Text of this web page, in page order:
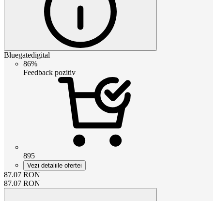
Bluegatedigital
86%
Feedback pozitiv
895
Vezi detaliile ofertei
87.07 RON
87.07 RON